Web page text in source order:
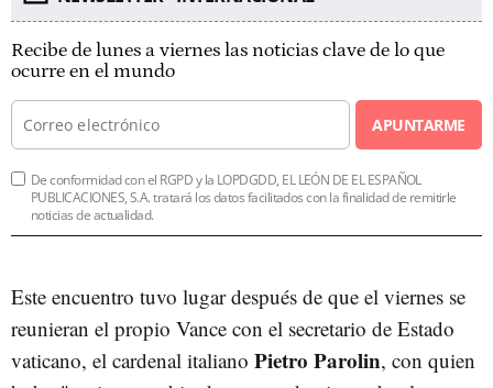
Recibe de lunes a viernes las noticias clave de lo que
ocurre en el mundo
APUNTARME
De conformidad con el RGPD y la LOPDGDD, EL LEÓN DE EL ESPAÑOL
PUBLICACIONES, S.A. tratará los datos facilitados con la finalidad de remitirle
noticias de actualidad.
Este encuentro tuvo lugar después de que el viernes se
reunieran el propio Vance con el secretario de Estado
vaticano, el cardenal italiano Pietro Parolin, con quien